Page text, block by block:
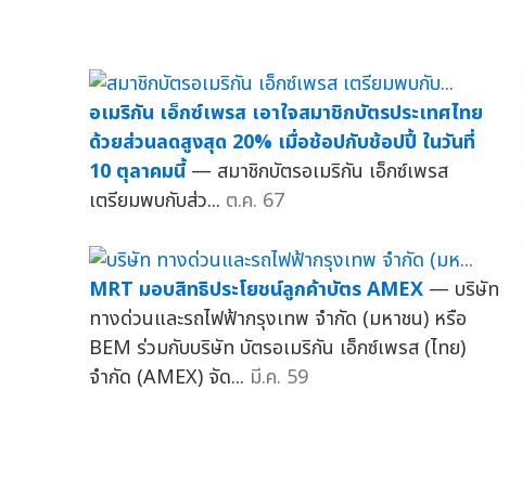
อเมริกัน เอ็กซ์เพรส เอาใจสมาชิกบัตรประเทศไทย
ด้วยส่วนลดสูงสุด 20% เมื่อช้อปกับช้อปปี้ ในวันที่
10 ตุลาคมนี้ — สมาชิกบัตรอเมริกัน เอ็กซ์เพรส
เตรียมพบกับส่ว... ต.ค. 67
MRT มอบสิทธิประโยชน์ลูกค้าบัตร AMEX — บริษัท
ทางด่วนและรถไฟฟ้ากรุงเทพ จำกัด (มหาชน) หรือ
BEM ร่วมกับบริษัท บัตรอเมริกัน เอ็กซ์เพรส (ไทย)
จำกัด (AMEX) จัด... มี.ค. 59